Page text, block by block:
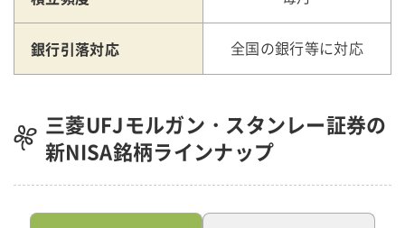
銀行引落対応 全国の銀行等に対応
三菱UFJモルガン・スタンレー証券の
新NISA銘柄ラインナップ